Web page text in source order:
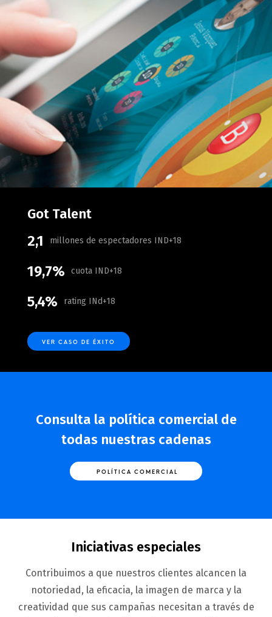
Got Talent
2,1 millones de espectadores IND+18
19,7% cuota IND+18
5,4% rating INd+18
VER CASO DE ÉXITO
Consulta la política comercial de
todas nuestras cadenas
POLÍTICA COMERCIAL
Iniciativas especiales
Contribuimos a que nuestros clientes alcancen la
notoriedad, la eficacia, la imagen de marca y la
creatividad que sus campañas necesitan a través de